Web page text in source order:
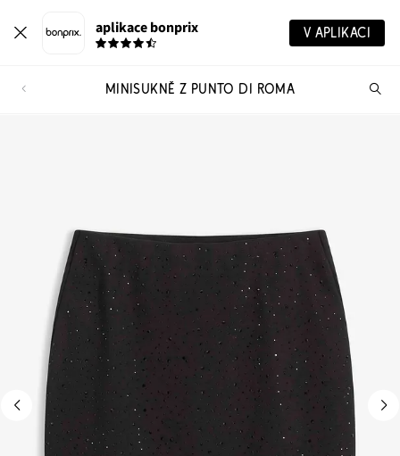
aplikace bonprix V APLIKACI
MINISUKNĚ Z PUNTO DI ROMA